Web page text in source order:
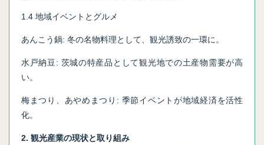
1.4 地域イベントとグルメ
あんこう鍋: 冬の名物料理として、観光誘致の一環に。
水戸納豆: 茨城の特産品として観光地での土産物需要が高
い。
梅まつり、あやめまつり: 季節イベントが地域経済を活性
化。
2. 観光産業の現状と取り組み